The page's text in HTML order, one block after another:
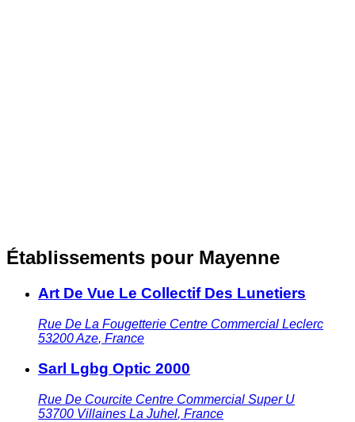
Établissements pour Mayenne
Art De Vue Le Collectif Des Lunetiers
Rue De La Fougetterie Centre Commercial Leclerc
53200Aze, France
Sarl Lgbg Optic 2000
Rue De Courcite Centre Commercial Super U
53700 Villaines La Juhel, France